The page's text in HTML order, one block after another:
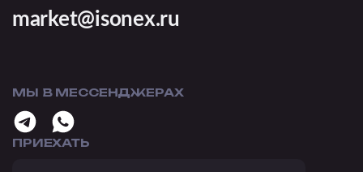
market@isonex.ru
МЫ В МЕССЕНДЖЕРАХ
ПРИЕХАТЬ